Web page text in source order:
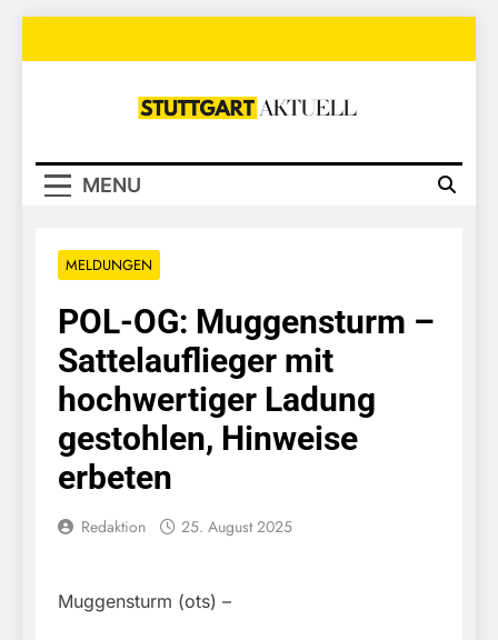
Stuttgart
MENU
MELDUNGEN
POL-OG: Muggensturm –
Sattelauflieger mit
hochwertiger Ladung
gestohlen, Hinweise
erbeten
Redaktion 25. August 2025
Muggensturm (ots) –